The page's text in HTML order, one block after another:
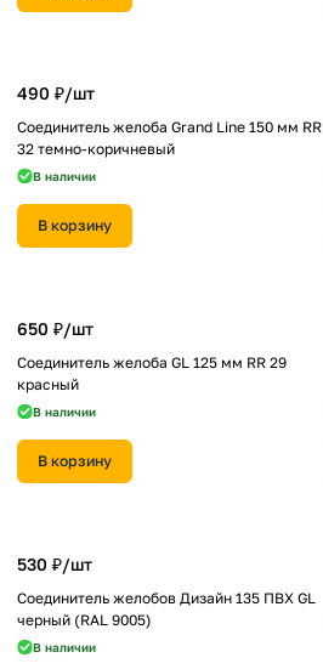
490 ₽/шт
Соединитель желоба Grand Line 150 мм RR
32 темно-коричневый
В наличии
В корзину
650 ₽/шт
Соединитель желоба GL 125 мм RR 29
красный
В наличии
В корзину
530 ₽/шт
Соединитель желобов Дизайн 135 ПВХ GL
черный (RAL 9005)
В наличии